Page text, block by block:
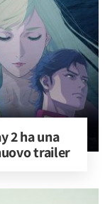
2 ha una
trailer